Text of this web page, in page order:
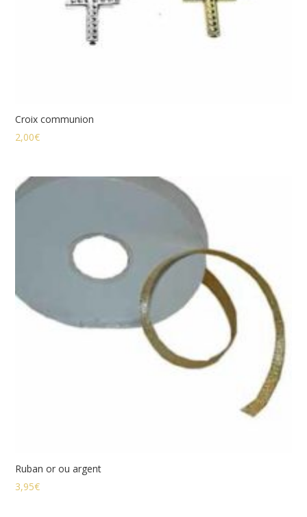
Croix communion
2,00€
Ruban or ou argent
3,95€